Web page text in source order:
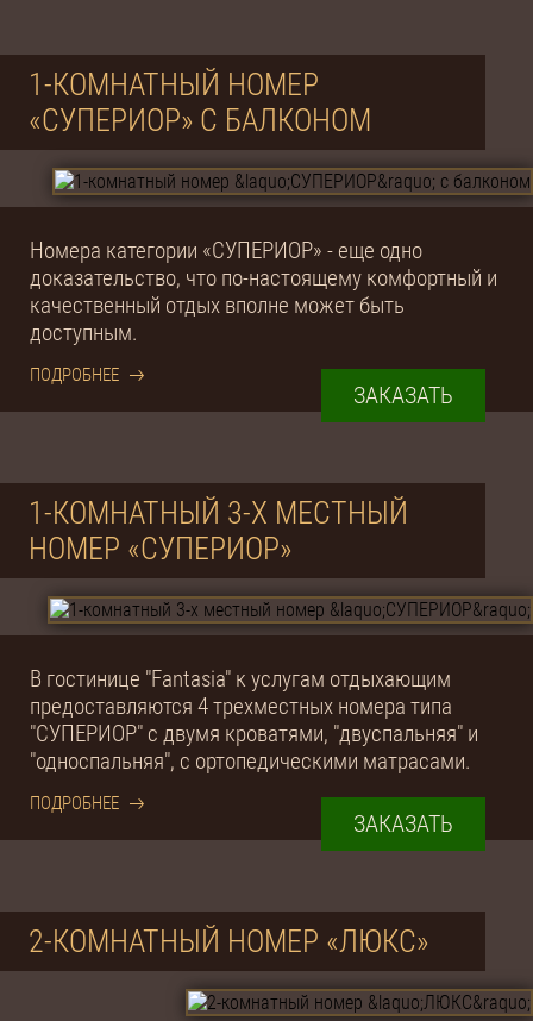
1-КОМНАТНЫЙ НОМЕР
«СУПЕРИОР» С БАЛКОНОМ
Номера категории «СУПЕРИОР» - еще одно
доказательство, что по-настоящему комфортный и
качественный отдых вполне может быть
доступным.
ПОДРОБНЕЕ
ЗАКАЗАТЬ
1-КОМНАТНЫЙ 3-Х МЕСТНЫЙ
НОМЕР «СУПЕРИОР»
В гостинице "Fantasia" к услугам отдыхающим
предоставляются 4 трехместных номера типа
"СУПЕРИОР" с двумя кроватями, "двуспальняя" и
"односпальняя", с ортопедическими матрасами.
ПОДРОБНЕЕ
ЗАКАЗАТЬ
2-КОМНАТНЫЙ НОМЕР «ЛЮКС»